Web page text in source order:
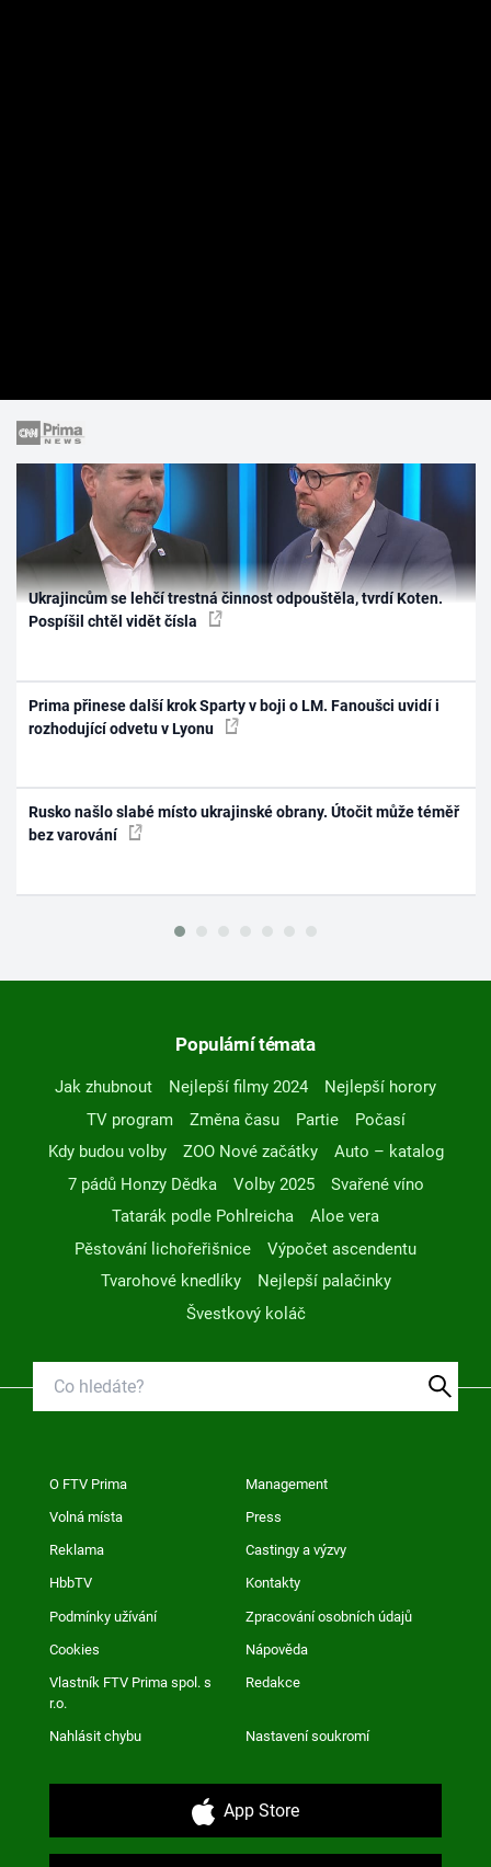
Ukrajincům se lehčí trestná činnost odpouštěla, tvrdí Koten.
Pospíšil chtěl vidět čísla
Prima přinese další krok Sparty v boji o LM. Fanoušci uvidí i
rozhodující odvetu v Lyonu
Rusko našlo slabé místo ukrajinské obrany. Útočit může téměř
bez varování
Populární témata
Jak zhubnout Nejlepší filmy 2024
Nejlepší horory
TV program
Změna času Partie
Počasí
Kdy budou volby
ZOO Nové začátky
Auto – katalog
7 pádů Honzy Dědka
Volby 2025
Svařené víno
Tatarák podle Pohlreicha
Aloe vera
Pěstování lichořeřišnice
Výpočet ascendentu
Tvarohové knedlíky
Nejlepší palačinky
Švestkový koláč
O FTV Prima Management
Volná místa Press
Reklama Castingy a výzvy
HbbTV Kontakty
Podmínky užívání Zpracování osobních údajů
Cookies Nápověda
Vlastník FTV Prima spol. s
r.o.
Redakce
Nahlásit chybu Nastavení soukromí
App Store